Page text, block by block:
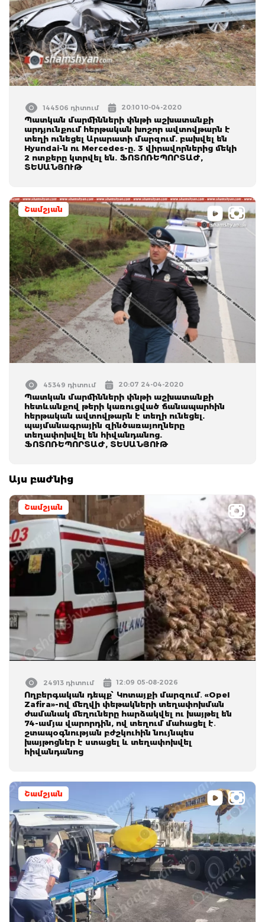
144506 դիտում 20:10 10-04-2020
Պատկան մարմինների փնթի աշխատանքի
արդյունքում հերթական խոշոր ավտովթարն է
տեղի ունեցել Արարատի մարզում. բախվել են
Hyundai-ն ու Mercedes-ը. 3 վիրավորներից մեկի
2 ոտքերը կտրվել են. ՖՈՏՈՌԵՊՈՐՏԱԺ,
ՏԵՍԱՆՅՈՒԹ
Շամշյան
45349 դիտում 20:07 24-04-2020
Պատկան մարմինների փնթի աշխատանքի
հետևանքով թերի կառուցված ճանապարհին
հերթական ավտովթարն է տեղի ունեցել.
պայմանագրային զինծառայողները
տեղափոխվել են հիվանդանոց.
ՖՈՏՈՌԵՊՈՐՏԱԺ, ՏԵՍԱՆՅՈՒԹ
Այս բաժնից
Շամշյան
24913 դիտում 12:09 05-08-2026
Ողբերգական դեպք՝ Կոտայքի մարզում․ «Opel
Zafira»-ով մեղվի փեթակների տեղափոխման
ժամանակ մեղուները հարձակվել ու խայթել են
74-ամյա վարորդին, ով տեղում մահացել է․
շտապօգնության բժշկուհին նույնպես
խայթոցներ է ստացել և տեղափոխվել
հիվանդանոց
Շամշյան